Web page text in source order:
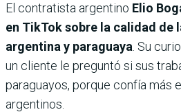
El contratista argentino Elio
en TikTok sobre la calidad de
argentina y paraguaya . Su
un cliente le preguntó si sus
paraguayos, porque confía más
argentinos.